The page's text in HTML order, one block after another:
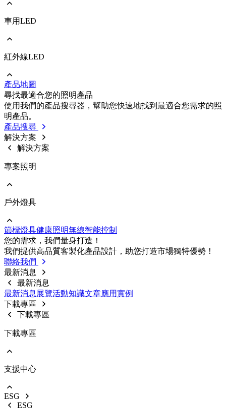
前往 照明/消費性LED
COB
車用LED
前往 車用LED
Ceramic
紅外線LED
前往 紅外線LED
IR LED
Photodetectors
IR Laser
ToF
Datalink
Optical Sensors
產品地圖
尋找最適合您的照明產品
使用我們的產品搜尋器，幫助您快速地找到最適合您需求的照
明產品。
產品搜尋
解決方案
解決方案
專案照明
前往 專案照明
戶外燈具
前往 戶外燈具
路燈
投光燈
工礦燈
節標燈具健康照明無線智能控制
您的需求，我們量⾝打造！
我們提供⾼品質客製化產品設計，助您打造市場獨特優勢！
聯絡我們
最新消息
最新消息
最新消息 展覽活動知識⽂章應⽤實例
下載專區
下載專區
下載專區
EOL產品停產通知
支援中心
影音中心
ESG
ESG